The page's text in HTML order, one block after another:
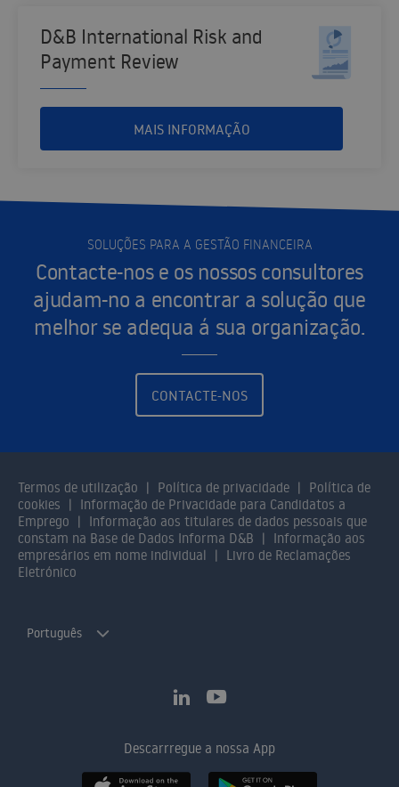
D&B International Risk and
Payment Review
MAIS INFORMAÇÃO
SOLUÇÕES PARA A GESTÃO FINANCEIRA
Contacte-nos e os nossos consultores
ajudam-no a encontrar a solução que
melhor se adequa á sua organização.
CONTACTE-NOS
Termos de utilização Política de privacidade
Política de
cookies
Informação de Privacidade para Candidatos a
Emprego
Informação aos titulares de dados pessoais que
constam na Base de Dados Informa D&B
Informação aos
empresários em nome individual
Livro de Reclamações
Eletrónico
Português
Descarrregue a nossa App